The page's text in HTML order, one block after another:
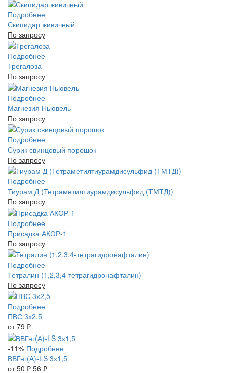
Подробнее
Скипидар живичный
По запросу
Подробнее
Трегалоза
По запросу
Подробнее
Магнезия Ньювель
По запросу
Подробнее
Сурик свинцовый порошок
По запросу
Подробнее
Тиурам Д (Тетраметилтиурамдисульфид (ТМТД))
По запросу
Подробнее
Присадка АКОР-1
По запросу
Подробнее
Тетралин (1,2,3,4-тетрагидронафталин)
По запросу
Подробнее
ПВС 3х2,5
от 79 ₽
-11% Подробнее
ВВГнг(А)-LS 3х1,5
от 50 ₽ 56₽